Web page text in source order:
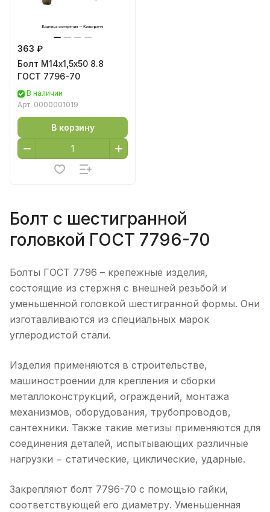
363 ₽
Болт М14х1,5х50 8.8
ГОСТ 7796-70
В наличии
Арт. 0000001019
В корзину
Болт с шестигранной
головкой ГОСТ 7796-70
Болты ГОСТ 7796 – крепежные изделия,
состоящие из стержня с внешней резьбой и
уменьшенной головкой шестигранной формы. Они
изготавливаются из специальных марок
углеродистой стали.
Изделия применяются в строительстве,
машиностроении для крепления и сборки
металлоконструкций, ограждений, монтажа
механизмов, оборудования, трубопроводов,
сантехники. Также такие метизы применяются для
соединения деталей, испытывающих различные
нагрузки − статические, циклические, ударные.
Закрепляют болт 7796-70 с помощью гайки,
соответствующей его диаметру. Уменьшенная